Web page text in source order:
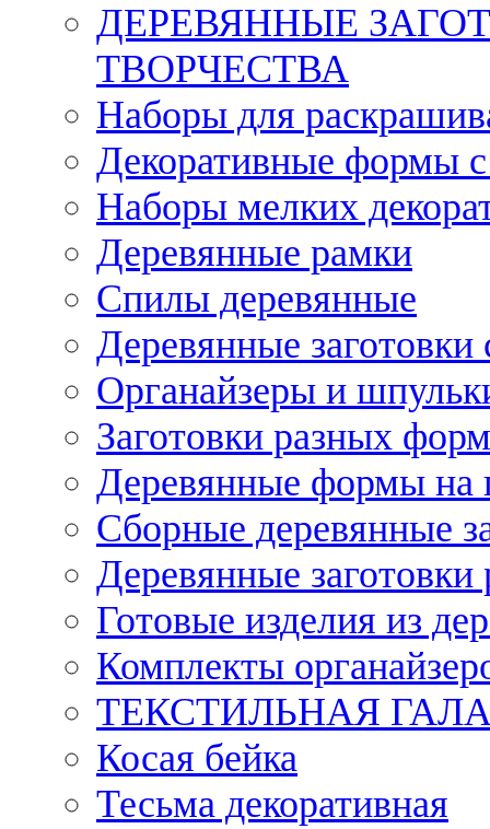
ДЕРЕВЯННЫЕ
ТВОРЧЕСТВА
Наборы для
Декоративные формы с
Наборы мелких
Деревянные рамки
Спилы деревянные
Деревянные заготовки
Органайзеры и
Заготовки разных
Деревянные формы на
Сборные деревянные
Деревянные заготовки
Готовые изделия из
Комплекты
ТЕКСТИЛЬНАЯ
Косая бейка
Тесьма декоративная